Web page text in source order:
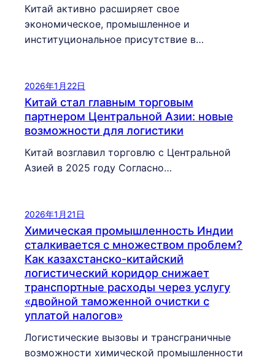
Китай активно расширяет свое
экономическое, промышленное и
институциональное присутствие в…
2026年1月22日
Китай стал главным торговым
партнером Центральной Азии: новые
возможности для логистики
Китай возглавил торговлю с Центральной
Азией в 2025 году Согласно…
2026年1月21日
Химическая промышленность Индии
сталкивается с множеством проблем?
Как казахстанско-китайский
логистический коридор снижает
транспортные расходы через услугу
«двойной таможенной очистки с
уплатой налогов»
Логистические вызовы и трансграничные
возможности химической промышленности